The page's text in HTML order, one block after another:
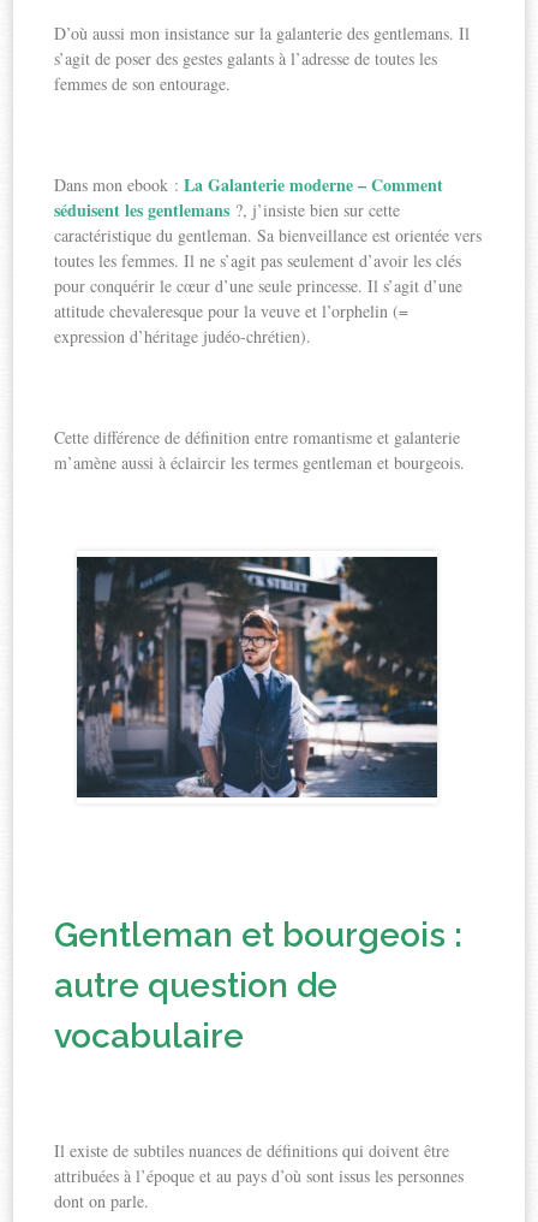
D’où aussi mon insistance sur la galanterie des gentlemans. Il
s’agit de poser des gestes galants à l’adresse de toutes les
femmes de son entourage.
Dans mon ebook :La Galanterie moderne – Comment
séduisent les gentlemans ?, j’insiste bien sur cette
caractéristique du gentleman. Sa bienveillance est orientée vers
toutes les femmes. Il ne s’agit pas seulement d’avoir les clés
pour conquérir le cœur d’une seule princesse. Il s’agit d’une
attitude chevaleresque pour la veuve et l’orphelin (=
expression d’héritage judéo-chrétien).
Cette différence de définition entre romantisme et galanterie
m’amène aussi à éclaircir les termes gentleman et bourgeois.
Gentleman et bourgeois :
autre question de
vocabulaire
Il existe de subtiles nuances de définitions qui doivent être
attribuées à l’époque et au pays d’où sont issus les personnes
dont on parle.